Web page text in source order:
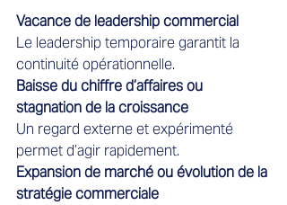
Vacance de leadership commercial
Le leadership temporaire garantit la
continuité opérationnelle.
Baisse du chiffre d’affaires ou
stagnation de la croissance
Un regard externe et expérimenté
permet d’agir rapidement.
Expansion de marché ou évolution de la
stratégie commerciale